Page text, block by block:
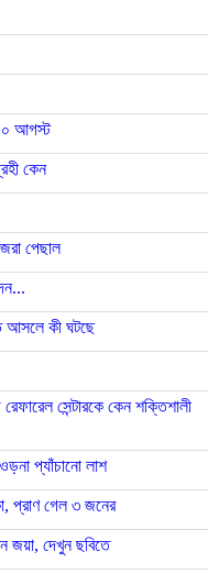
আগস্ট
কেন
পেছাল
আসলে কী ঘটছে
সেন্টারকে কেন শক্তিশালী
প্যাঁচানো লাশ
প্রাণ গেল ৩ জনের
জয়া, দেখুন ছবিতে